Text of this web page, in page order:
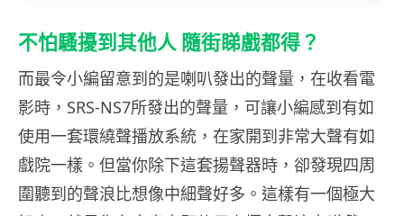
不怕騷擾到其他人 隨街睇戲都得？
而最令小編留意到的是喇叭發出的聲量，在收看電
影時，SRS-NS7所發出的聲量，可讓小編感到有如
使用一套環繞聲播放系統，在家開到非常大聲有如
戲院一樣。但當你除下這套揚聲器時，卻發現四周
圍聽到的聲浪比想像中細聲好多。這樣有一個極大